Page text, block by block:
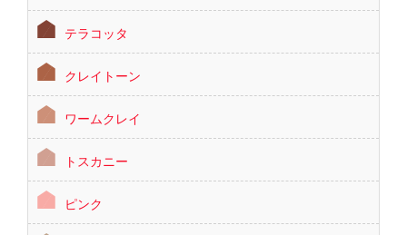
テラコッタ
クレイトーン
ワームクレイ
トスカニー
ピンク